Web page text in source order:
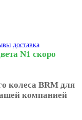
доставка
N1 скоро
колеса BRM для
компанией